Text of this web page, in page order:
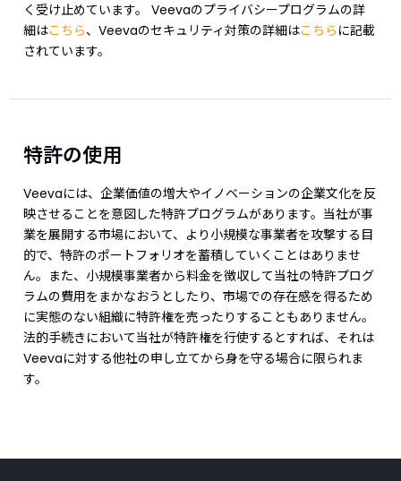
く受け止めています。 Veevaのプライバシープログラムの詳
細はこちら、Veevaのセキュリティ対策の詳細はこちら に記載
されています。
特許の使用
Veevaには、企業価値の増大やイノベーションの企業文化を反
映させることを意図した特許プログラムがあります。当社が事
業を展開する市場において、より小規模な事業者を攻撃する目
的で、特許のポートフォリオを蓄積していくことはありませ
ん。また、小規模事業者から料金を徴収して当社の特許プログ
ラムの費用をまかなおうとしたり、市場での存在感を得るため
に実態のない組織に特許権を売ったりすることもありません。
法的手続きにおいて当社が特許権を行使するとすれば、それは
Veevaに対する他社の申し立てから身を守る場合に限られま
す。